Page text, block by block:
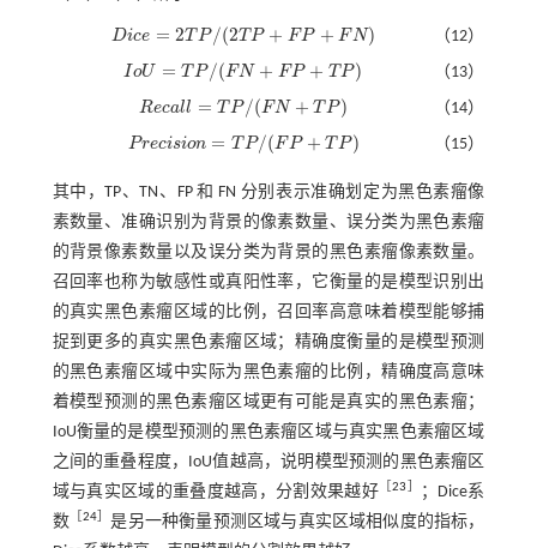
Dice = 2TP/(2T P + FP + FN)
Dice= 2TP /(2 TP+FP+F N) （12）
IoU = TP/(FN + FP + T P)
IoU= TP/ (F N+F P+TP) （13）
Recall = TP/(FN + TP)
Recall=T P/( FN+TP) （14）
Precision = T P/(FP + TP)
Precision=TP /(F P+TP) （15）
其中，TP、TN、FP 和 FN 分别表示准确划定为黑色素瘤像
素数量、准确识别为背景的像素数量、误分类为黑色素瘤
的背景像素数量以及误分类为背景的黑色素瘤像素数量。
召回率也称为敏感性或真阳性率，它衡量的是模型识别出
的真实黑色素瘤区域的比例，召回率高意味着模型能够捕
捉到更多的真实黑色素瘤区域；精确度衡量的是模型预测
的黑色素瘤区域中实际为黑色素瘤的比例，精确度高意味
着模型预测的黑色素瘤区域更有可能是真实的黑色素瘤；
IoU衡量的是模型预测的黑色素瘤区域与真实黑色素瘤区域
之间的重叠程度，IoU值越高，说明模型预测的黑色素瘤区
域与真实区域的重叠度越高，分割效果越好 ［23
；Dice系
数［ 24
是另一种衡量预测区域与真实区域相似度的指标，